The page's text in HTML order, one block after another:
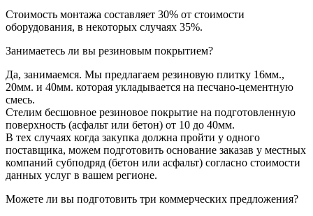
Стоимость монтажа составляет 30% от стоимости
оборудования, в некоторых случаях 35%.
Занимаетесь ли вы резиновым покрытием?
Да, занимаемся. Мы предлагаем резиновую плитку 16мм.,
20мм. и 40мм. которая укладывается на песчано-цементную
смесь.
Стелим бесшовное резиновое покрытие на подготовленную
поверхность (асфальт или бетон) от 10 до 40мм.
В тех случаях когда закупка должна пройти у одного
поставщика, можем подготовить основание заказав у местных
компаний субподряд (бетон или асфальт) согласно стоимости
данных услуг в вашем регионе.
Можете ли вы подготовить три коммерческих предложения?